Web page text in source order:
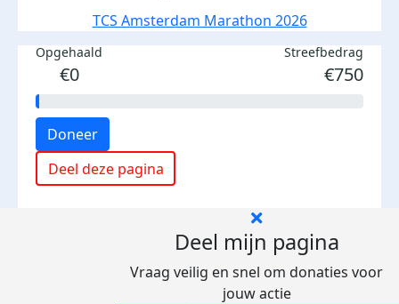
TCS Amsterdam Marathon 2026
Opgehaald
€0
Streefbedrag
€750
Doneer
Deel deze pagina
Deel mijn pagina
Vraag veilig en snel om donaties voor
jouw actie